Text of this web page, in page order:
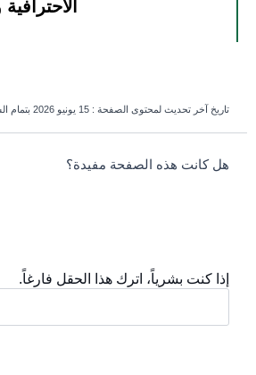
تاريخ آخر تحديث لمحتوى الصفحة : 15 يونيو 2026 بتمام الساعة 06:13 مساءً
survey_v2
هل كانت هذه الصفحة مفيدة؟
إذا كنت بشرياً، اترك هذا الحقل فارغاً.